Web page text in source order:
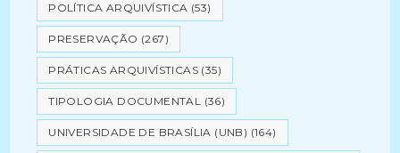
POLÍTICA ARQUIVÍSTICA (53)
PRESERVAÇÃO (267)
PRÁTICAS ARQUIVÍSTICAS (35)
TIPOLOGIA DOCUMENTAL (36)
UNIVERSIDADE DE BRASÍLIA (UNB) (164)